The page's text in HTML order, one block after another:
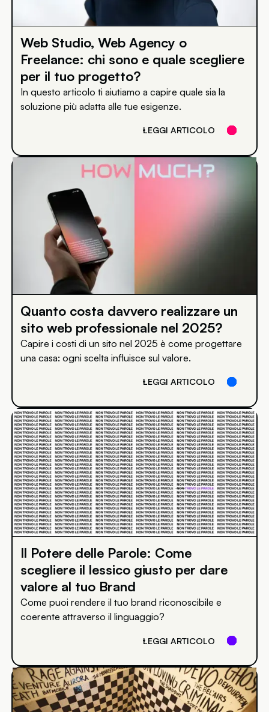
Web Studio, Web Agency o
Freelance: chi sono e quale scegliere
per il tuo progetto?
In questo articolo ti aiutiamo a capire quale sia la
soluzione più adatta alle tue esigenze.
LEGGI ARTICOLO
Quanto costa davvero realizzare un
sito web professionale nel 2025?
Capire i costi di un sito nel 2025 è come progettare
una casa: ogni scelta influisce sul valore.
LEGGI ARTICOLO
Il Potere delle Parole: Come
scegliere il lessico giusto per dare
valore al tuo Brand
Come puoi rendere il tuo brand riconoscibile e
coerente attraverso il linguaggio?
LEGGI ARTICOLO